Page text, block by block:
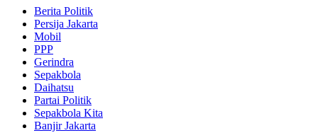
Berita Politik
Persija Jakarta
Mobil
PPP
Gerindra
Sepakbola
Daihatsu
Partai Politik
Sepakbola Kita
Banjir Jakarta